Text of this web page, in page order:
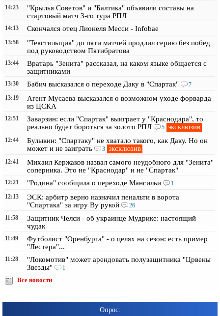
14:23
"Крылья Советов" и "Балтика" объявили составы на
стартовый матч 3-го тура РПЛ
14:13 Скончался отец Лионеля Месси - Infobae
13:58
"Текстильщик" до пяти матчей продлил серию без побед
под руководством Пятибратова
13:44
Вратарь "Зенита" рассказал, на каком языке общается с
защитниками
13:30 Бабич высказался о переходе Даку в "Спартак"
7
13:19
Агент Мусаева высказался о возможном уходе форварда
из ЦСКА
12:51
Заварзин: если "Спартак" выиграет у "Краснодара", то
реально будет бороться за золото РПЛ
5 эксклюзив
12:44
Булыкин: "Спартаку" не хватало такого, как Даку. Но он
может и не заиграть
3 эксклюзив
12:41
Михаил Кержаков назвал самого неудобного для "Зенита"
соперника. Это не "Краснодар" и не "Спартак"
12:21 "Родина" сообщила о переходе Мансильи
1
12:13
ЭСК: арбитр верно назначил пенальти в ворота
"Спартака" за игру Ву рукой
26
11:58
Защитник Челси - об украинце Мудрике: настоящий
чудак
11:49
Футболист "Оренбурга" - о целях на сезон: есть пример
"Лестера"...
11:28
"Локомотив" может арендовать полузащитника "Црвены
Звезды"
1
Все новости
Опрос: